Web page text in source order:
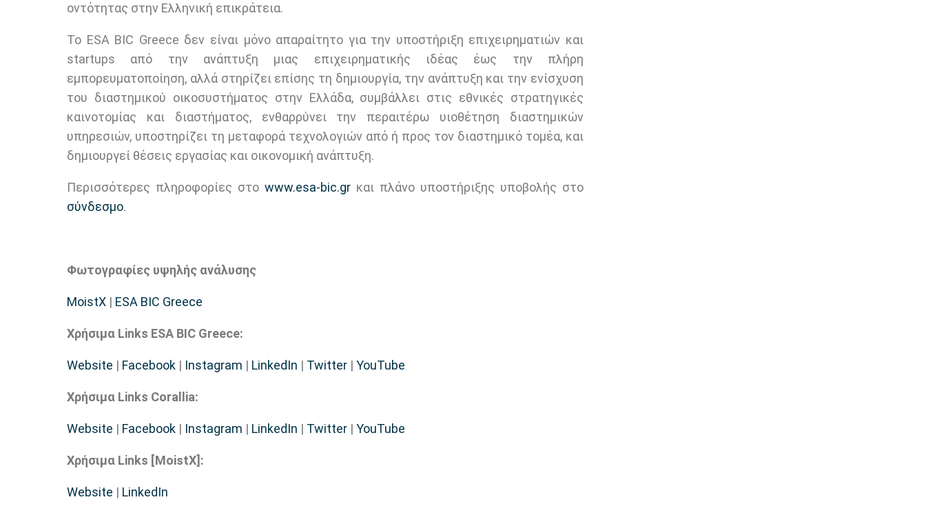
οντότητας στην Ελληνική επικράτεια.
Το ESA BIC Greece δεν είναι μόνο απαραίτητο για την υποστήριξη επιχειρηματιών και
startups από την ανάπτυξη μιας επιχειρηματικής ιδέας έως την πλήρη
εμπορευματοποίηση, αλλά στηρίζει επίσης τη δημιουργία, την ανάπτυξη και την ενίσχυση
του διαστημικού οικοσυστήματος στην Ελλάδα, συμβάλλει στις εθνικές στρατηγικές
καινοτομίας και διαστήματος, ενθαρρύνει την περαιτέρω υιοθέτηση διαστημικών
υπηρεσιών, υποστηρίζει τη μεταφορά τεχνολογιών από ή προς τον διαστημικό τομέα, και
δημιουργεί θέσεις εργασίας και οικονομική ανάπτυξη.
Περισσότερες πληροφορίες στο www.esa-bic.gr και πλάνο υποστήριξης υποβολής στο
σύνδεσμο.
Φωτογραφίες υψηλής ανάλυσης
MoistX | ESA BIC Greece
Χρήσιμα Links ESA BIC Greece:
Website | Facebook | Instagram | LinkedIn | Twitter | YouTube
Χρήσιμα Links Corallia:
Website | Facebook | Instagram | LinkedIn | Twitter | YouTube
Χρήσιμα Links [MoistX]:
Website | LinkedIn